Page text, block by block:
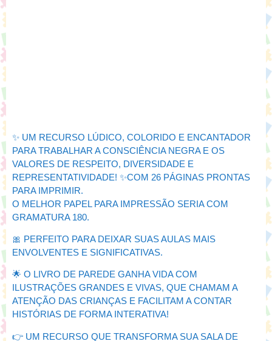
✨ UM RECURSO LÚDICO, COLORIDO E ENCANTADOR
PARA TRABALHAR A CONSCIÊNCIA NEGRA E OS
VALORES DE RESPEITO, DIVERSIDADE E
REPRESENTATIVIDADE! ✨COM 26 PÁGINAS PRONTAS
PARA IMPRIMIR.
O MELHOR PAPEL PARA IMPRESSÃO SERIA COM
GRAMATURA 180.
🎀 PERFEITO PARA DEIXAR SUAS AULAS MAIS
ENVOLVENTES E SIGNIFICATIVAS.
🌟 O LIVRO DE PAREDE GANHA VIDA COM
ILUSTRAÇÕES GRANDES E VIVAS, QUE CHAMAM A
ATENÇÃO DAS CRIANÇAS E FACILITAM A CONTAR
HISTÓRIAS DE FORMA INTERATIVA!
👉 UM RECURSO QUE TRANSFORMA SUA SALA DE